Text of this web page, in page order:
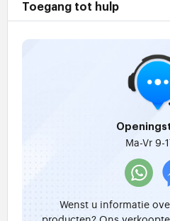
Toegang tot hulp
Ma-Vr 9-
Wenst u informatie